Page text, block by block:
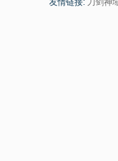
友情链接: 刀剑神